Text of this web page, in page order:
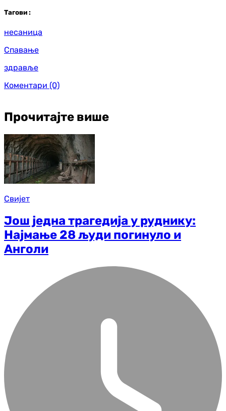
Тагови :
несаница
Спавање
здравље
Коментари (0)
Прочитајте више
Свијет
Још једна трагедија у руднику:
Најмање 28 људи погинуло и
Анголи